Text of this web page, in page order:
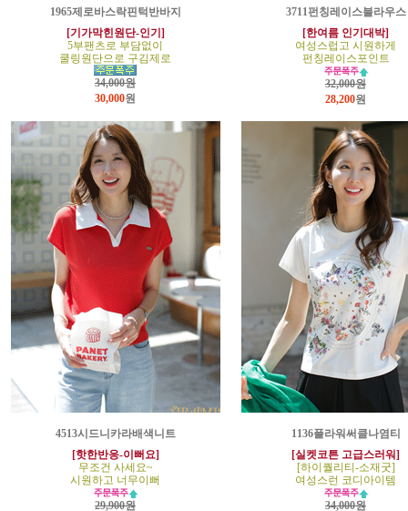
1965제로바스락핀턱반바지
[기가막힌원단-인기]
5부팬츠로 부담없이
쿨링원단으로 구김제로
34,000원
30,000원
3711펀칭레이스블라우스
[한여름 인기대박]
여성스럽고 시원하게
펀칭레이스포인트
32,000원
28,200원
4513시드니카라배색니트
[핫한반응-이뻐요]
무조건 사세요~
시원하고 너무이뻐
29,900원
1136플라워써클나염티
[실켓코튼 고급스러워]
[하이퀄리티-소재굿]
여성스런 코디아이템
34,000원